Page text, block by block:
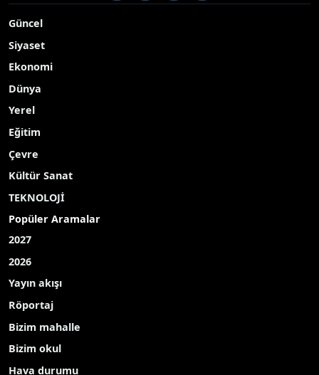
Güncel
Siyaset
Ekonomi
Dünya
Yerel
Eğitim
Çevre
Kültür Sanat
TEKNOLOJİ
Popüler Aramalar
2027
2026
Yayın akışı
Röportaj
Bizim mahalle
Bizim okul
Hava durumu